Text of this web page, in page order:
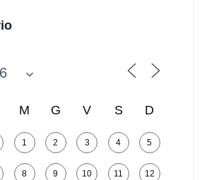
M G V S D
1 2 3 4 5
8 9 10 11 12